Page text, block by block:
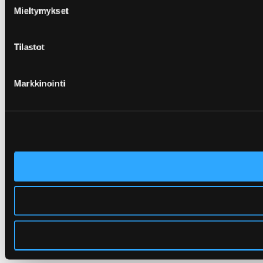
Mieltymykset
Tilastot
Markkinointi